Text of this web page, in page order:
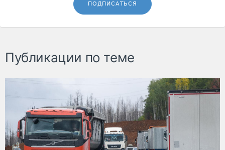
ПОДПИСАТЬСЯ
Публикации по теме